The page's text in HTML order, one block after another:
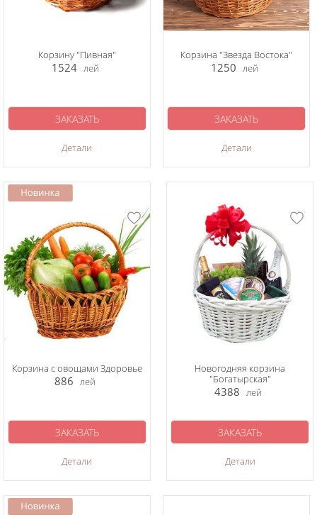
Корзину "Пивная"
1524 лей
Детали
ЗАКАЗАТЬ
Корзина "Звезда Востока"
1250 лей
Детали
ЗАКАЗАТЬ
Корзина с овощами Здоровье
886 лей
Детали
ЗАКАЗАТЬ
Новогодняя корзина
"Богатырская"
4388 лей
Детали
ЗАКАЗАТЬ